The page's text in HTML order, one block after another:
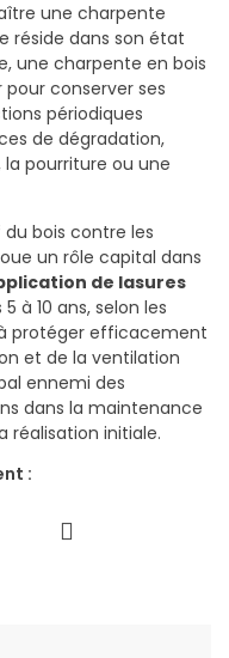
une charpente
réside dans son état
une charpente en bois
pour conserver ses
périodiques
de dégradation,
pourriture ou une
bois contre les
un rôle capital dans
de lasures
à 10 ans, selon les
protéger efficacement
et de la ventilation
ennemi des
dans la maintenance
réalisation initiale.
: